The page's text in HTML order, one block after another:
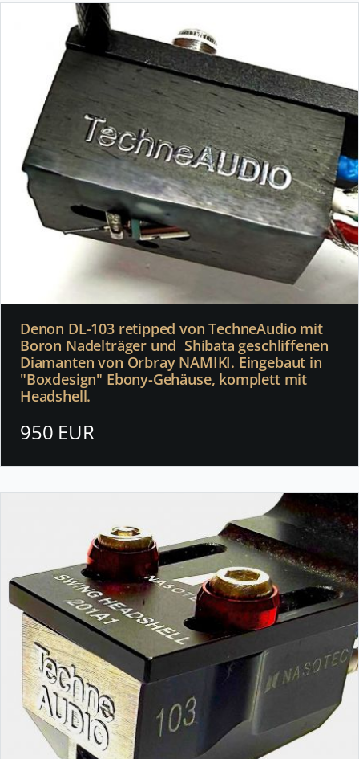
Denon DL-103 retipped von TechneAudio mit
Boron Nadelträger und Shibata geschliffenen
Diamanten von Orbray NAMIKI. Eingebaut in
"Boxdesign" Ebony-Gehäuse, komplett mit
Headshell.
950 EUR